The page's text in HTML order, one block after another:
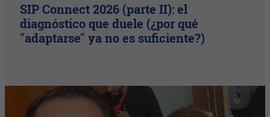
SIP Connect 2026 (parte II): el
diagnóstico que duele (¿por qué
"adaptarse" ya no es suficiente?)